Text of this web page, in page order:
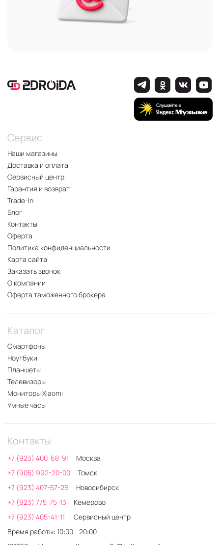
Сервис
Наши магазины
Доставка и оплата
Сервисный центр
Гарантия и возврат
Trade-In
Блог
Контакты
Оферта
Политика конфиденциальности
Карта сайта
Заказать звонок
О компании
Оферта таможенного брокера
Каталог
Смартфоны
Ноутбуки
Планшеты
Телевизоры
Мониторы Xiaomi
Умные часы
Контакты
+7 (923) 400-68-91
Москва
+7 (905) 992-20-00
Томск
+7 (923) 407-57-26
Новосибирск
+7 (923) 775-75-13
Кемерово
+7 (923) 405-41-11
Сервисный центр
Время работы: 10:00 - 20:00